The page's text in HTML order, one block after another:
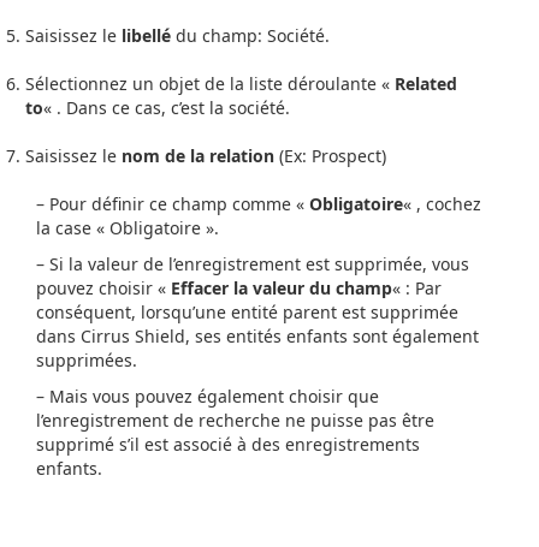
Saisissez le libellé du champ: Société.
Sélectionnez un objet de la liste déroulante « Related
to« . Dans ce cas, c’est la société.
Saisissez le nom de la relation (Ex: Prospect)
– Pour définir ce champ comme « Obligatoire« , cochez
la case « Obligatoire ».
– Si la valeur de l’enregistrement est supprimée, vous
pouvez choisir « Effacer la valeur du champ« : Par
conséquent, lorsqu’une entité parent est supprimée
dans Cirrus Shield, ses entités enfants sont également
supprimées.
– Mais vous pouvez également choisir que
l’enregistrement de recherche ne puisse pas être
supprimé s’il est associé à des enregistrements
enfants.